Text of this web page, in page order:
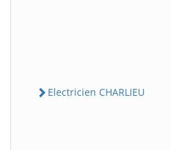
Electricien CHARLIEU